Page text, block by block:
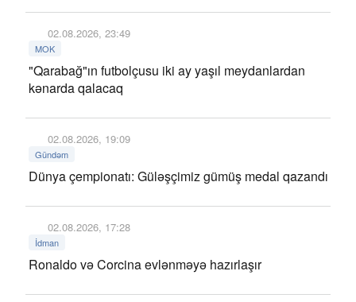
02.08.2026, 23:49
MOK
"Qarabağ"ın futbolçusu iki ay yaşıl meydanlardan
kənarda qalacaq
02.08.2026, 19:09
Gündəm
Dünya çempionatı: Güləşçimiz gümüş medal qazandı
02.08.2026, 17:28
İdman
Ronaldo və Corcina evlənməyə hazırlaşır